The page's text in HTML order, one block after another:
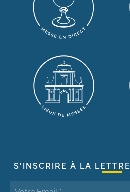
S'INSCRIRE À LA